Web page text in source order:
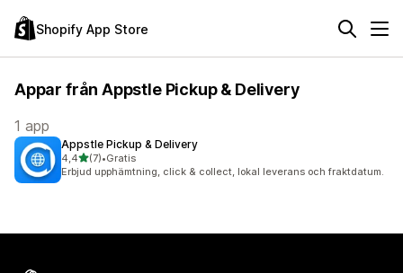
Shopify App Store
Appar från Appstle Pickup & Delivery
1 app
Appstle Pickup & Delivery
4,4av 5 stjärnor
(7)
7 recensioner totalt
•Gratis
Erbjud upphämtning, click & collect, lokal leverans och fraktdatum.